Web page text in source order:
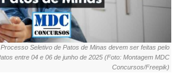
Seletivo de Patos de Minas devem ser feitas pelo
entre 04 e 06 de junho de 2025 (Foto: Montagem MDC
Concursos/Freepik)